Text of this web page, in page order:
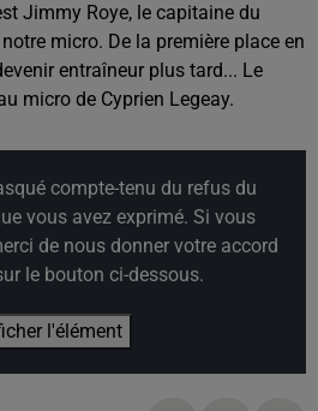
Jimmy Roye, le capitaine du
micro. De la première place en
entraîneur plus tard... Le
micro de Cyprien Legeay.
compte-tenu du refus du
vous avez exprimé. Si vous
de nous donner votre accord
le bouton ci-dessous.
l'élément